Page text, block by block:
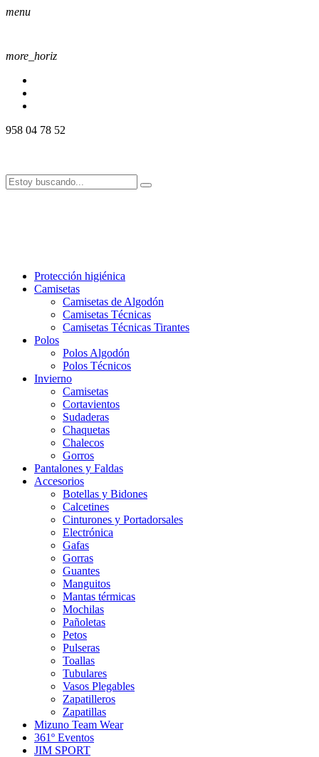
menu
more_horiz
958 04 78 52
Protección higiénica
Camisetas
Camisetas de Algodón
Camisetas Técnicas
Camisetas Técnicas Tirantes
Polos
Polos Algodón
Polos Técnicos
Invierno
Camisetas
Cortavientos
Sudaderas
Chaquetas
Chalecos
Gorros
Pantalones y Faldas
Accesorios
Botellas y Bidones
Calcetines
Cinturones y Portadorsales
Electrónica
Gafas
Gorras
Guantes
Manguitos
Mantas térmicas
Mochilas
Pañoletas
Petos
Pulseras
Toallas
Tubulares
Vasos Plegables
Zapatilleros
Zapatillas
Mizuno Team Wear
361º Eventos
JIM SPORT